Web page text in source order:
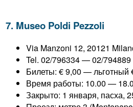
7. Museo Poldi Pezzoli
Via Manzoni 12, 20121
Tel. 02/796334 — 02/794889
Билеты: € 9,00 — льготный
Время работы: 10.00 —
Закрыто: 1 января, пасха,